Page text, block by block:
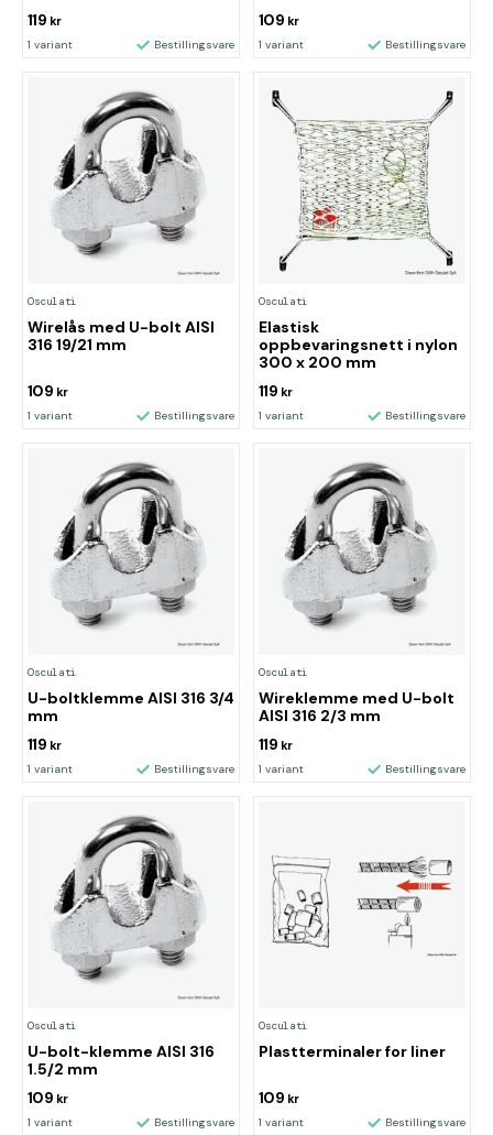
119 kr
1 variant Bestillingsvare
109 kr
1 variant Bestillingsvare
Osculati
Wirelås med U-bolt AISI
316 19/21 mm
109 kr
1 variant Bestillingsvare
Osculati
Elastisk
oppbevaringsnett i nylon
300 x 200 mm
119 kr
1 variant Bestillingsvare
Osculati
U-boltklemme AISI 316 3/4
mm
119 kr
1 variant Bestillingsvare
Osculati
Wireklemme med U-bolt
AISI 316 2/3 mm
119 kr
1 variant Bestillingsvare
Osculati
U-bolt-klemme AISI 316
1.5/2 mm
109 kr
1 variant Bestillingsvare
Osculati
Plastterminaler for liner
109 kr
1 variant Bestillingsvare